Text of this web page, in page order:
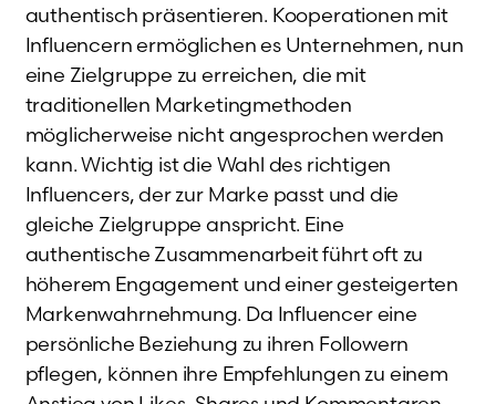
authentisch präsentieren. Kooperationen mit
Influencern ermöglichen es Unternehmen, nun
eine Zielgruppe zu erreichen, die mit
traditionellen Marketingmethoden
möglicherweise nicht angesprochen werden
kann. Wichtig ist die Wahl des richtigen
Influencers, der zur Marke passt und die
gleiche Zielgruppe anspricht. Eine
authentische Zusammenarbeit führt oft zu
höherem Engagement und einer gesteigerten
Markenwahrnehmung. Da Influencer eine
persönliche Beziehung zu ihren Followern
pflegen, können ihre Empfehlungen zu einem